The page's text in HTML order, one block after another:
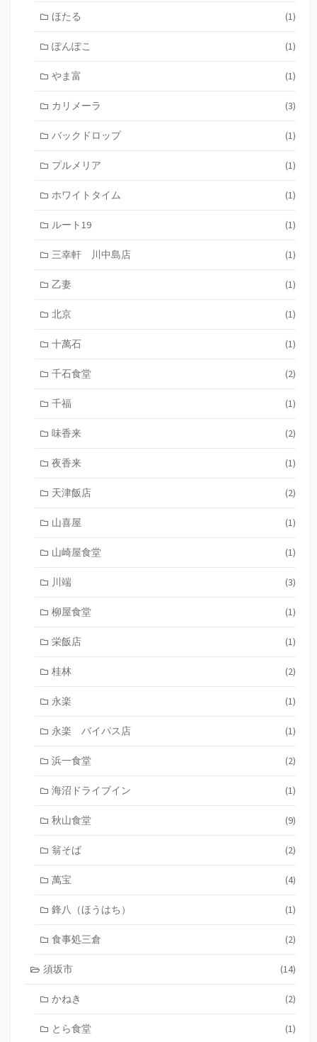
ほたる (1)
ぽんぽこ (1)
やま富 (1)
カリメーラ (3)
バックドロップ (1)
プルメリア (1)
ホワイトタイム (1)
ルート19 (1)
三幸軒 川中島店 (1)
乙妻 (1)
北京 (1)
十萬石 (1)
千石食堂 (2)
千福 (1)
味香来 (2)
夜香来 (1)
天津飯店 (2)
山喜屋 (1)
山崎屋食堂 (1)
川端 (3)
柳屋食堂 (1)
栄飯店 (1)
桂林 (2)
永楽 (1)
永楽 バイパス店 (1)
浜一食堂 (2)
海沼ドライブイン (1)
秋山食堂 (9)
翁そば (2)
萬宝 (4)
鋒八（ほうはち） (1)
食事処三倉 (2)
須坂市 (14)
かねき (2)
とら食堂 (1)